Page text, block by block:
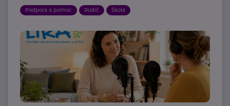
Podpora a pomoc Rodič Škola